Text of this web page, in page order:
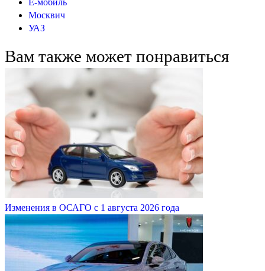
Ё-мобиль
Москвич
УАЗ
Вам также может понравиться
Изменения в ОСАГО с 1 августа 2026 года